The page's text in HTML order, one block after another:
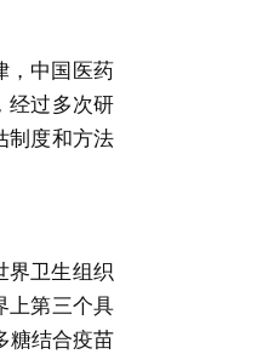
，中国医药
经过多次研
制度和方法
界卫生组织
上第三个具
糖结合疫苗